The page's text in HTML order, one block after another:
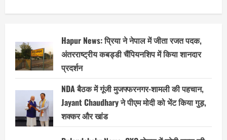
Hapur News: प्रिया ने नेपाल में जीता रजत पदक,
अंतरराष्ट्रीय कबड्डी चैंपियनशिप में किया शानदार
प्रदर्शन
NDA बैठक में गूंजी मुजफ्फरनगर-शामली की पहचान,
Jayant Chaudhary ने पीएम मोदी को भेंट किया गुड़,
शक्कर और खांड